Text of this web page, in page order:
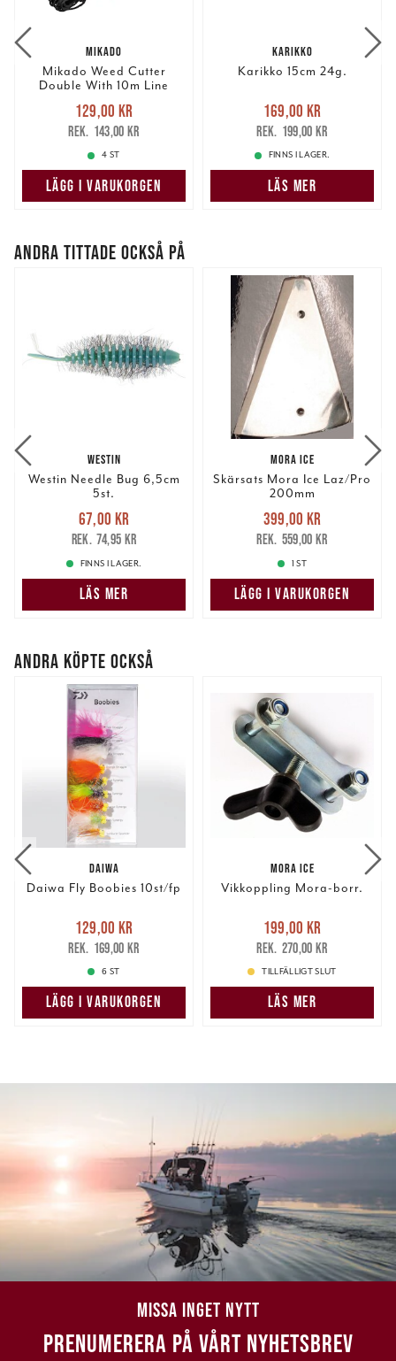
information från din enhet till de sociala medier och
annons- och analysföretag som vi samarbetar med.
Dessa kan i sin tur kombinera informationen med annan
information som du har tillhandahållit eller som de har
MIKADO
Mikado Weed Cutter
Double With 10m Line
Nuvarande pris
129,00 krTidigare pris
143,00 kr
129,00 kr
143,00 kr
4 ST
LÄGG I VARUKORGEN
KARIKKO
Karikko 15cm 24g.
Nuvarande pris
169,00 krTidigare pris
199,00 kr
169,00 kr
199,00 kr
FINNS I LAGER.
LÄS MER
ANDRA TITTADE OCKSÅ PÅ
WESTIN
Westin Needle Bug 6,5cm
5st.
Nuvarande pris
67,00 krTidigare pris
74,95 kr
67,00 kr
74,95 kr
FINNS I LAGER.
LÄS MER
MORA ICE
Skärsats Mora Ice Laz/Pro
200mm
Nuvarande pris
399,00 krTidigare pris
559,00 kr
399,00 kr
559,00 kr
1 ST
LÄGG I VARUKORGEN
ANDRA KÖPTE OCKSÅ
DAIWA
Daiwa Fly Boobies 10st/fp
Nuvarande pris
129,00 krTidigare pris
169,00 kr
129,00 kr
169,00 kr
6 ST
LÄGG I VARUKORGEN
MORA ICE
Vikkoppling Mora-borr.
Nuvarande pris
199,00 krTidigare pris
270,00 kr
199,00 kr
270,00 kr
TILLFÄLLIGT SLUT
LÄS MER
MISSA INGET NYTT
PRENUMERERA PÅ VÅRT NYHETSBREV